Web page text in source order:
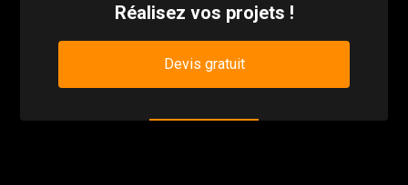
Réalisez vos projets !
Devis gratuit